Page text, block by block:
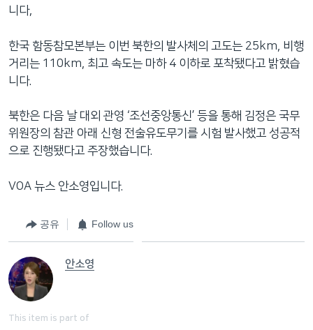
니다,
한국 함동참모본부는 이번 북한의 발사체의 고도는 25km, 비행
거리는 110km, 최고 속도는 마하 4 이하로 포착됐다고 밝혔습
니다.
북한은 다음 날 대외 관영 ‘조선중앙통신’ 등을 통해 김정은 국무
위원장의 참관 아래 신형 전술유도무기를 시험 발사했고 성공적
으로 진행됐다고 주장했습니다.
VOA 뉴스 안소영입니다.
공유 Follow us
안소영
This item is part of